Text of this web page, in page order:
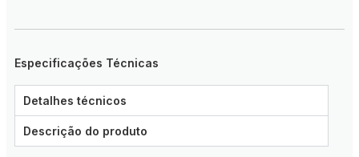
Especificações Técnicas
Detalhes técnicos
Descrição do produto